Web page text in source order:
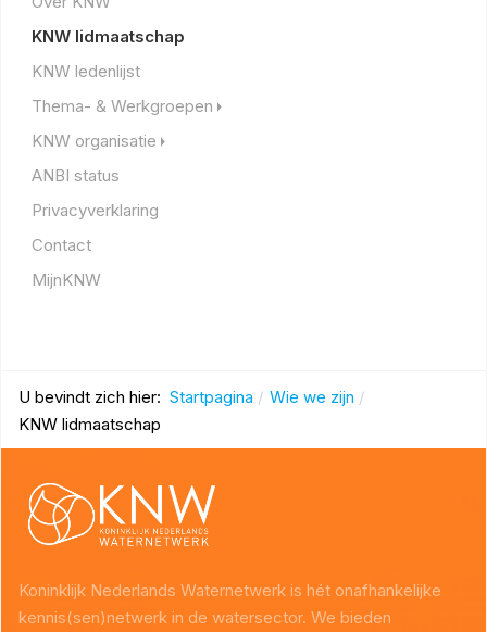
KNW lidmaatschap
KNW ledenlijst
Thema- & Werkgroepen
KNW organisatie
ANBI status
Privacyverklaring
Contact
MijnKNW
U bevindt zich hier: Startpagina
Wie we zijn
KNW lidmaatschap
Koninklijk Nederlands Waternetwerk is hét onafhankelijke
kennis(sen)netwerk in de watersector. We bieden